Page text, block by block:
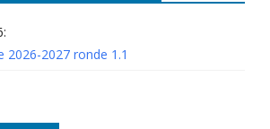
2026-2027 ronde 1.1